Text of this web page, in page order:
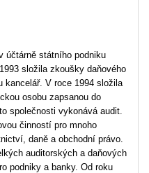
účtárně státního podniku
složila zkoušky daňového
kancelář. V roce 1994 složila
osobu zapsanou do
společnosti vykonává audit.
činností pro mnoho
daně a obchodní právo.
auditorských a daňových
podniky a banky. Od roku